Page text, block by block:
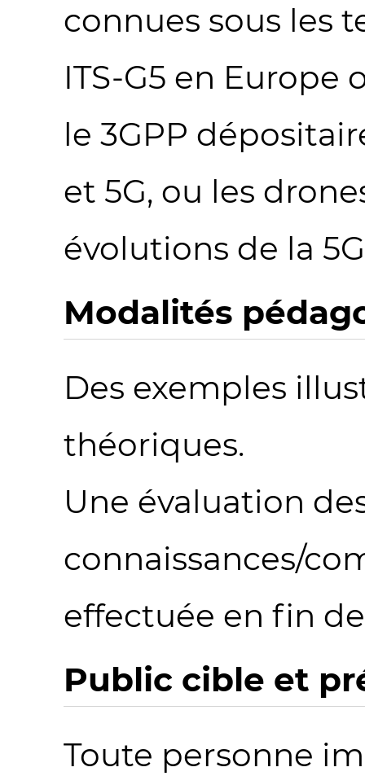
connues sous les
ITS-G5 en Europe
le 3GPP
et 5G, ou les
évolutions de la
Modalités
Des exemples
théoriques.
Une évaluation
connaissances/
effectuée en fin
Public cible et
Toute personne